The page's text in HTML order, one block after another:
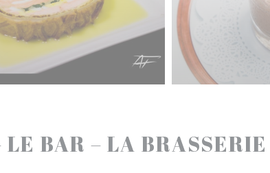
BAR – LA BRASSERIE